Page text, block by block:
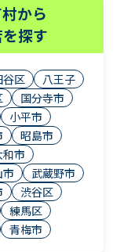
から
探す
谷区
八王子
国分寺市
小平市
昭島市
市
市
武蔵野市
渋谷区
練馬区
青梅市